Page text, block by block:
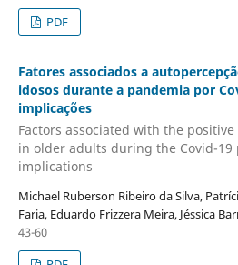
PDF
Fatores associados a
idosos durante a pandemia por
implicações
Factors associated with the
in older adults during the Covid-
implications
Michael Ruberson Ribeiro da Silva,
Faria, Eduardo Frizzera Meira, Jéssica
43-60